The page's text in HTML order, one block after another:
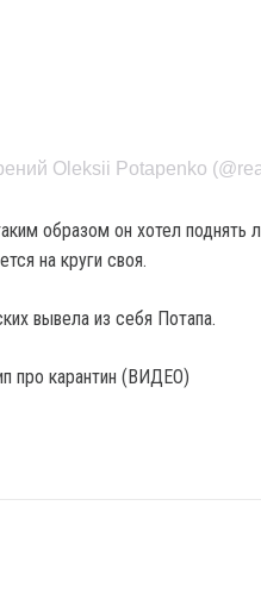
Oleksii Potapenko
образом он хотел поднять
на круги своя.
вывела из себя Потапа.